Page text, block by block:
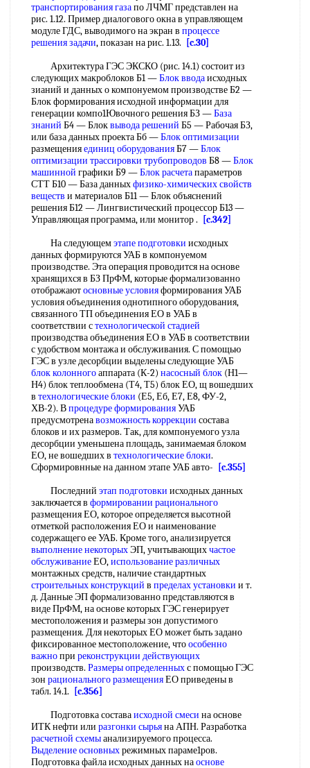
транспортирования газапо ЛЧМГ представлен на
рис. 1.12. Пример диалогового окна в управляющем
модуле ГДС, выводимого на экран в процессе
решения задачи, показан на рис. 1.13.
[c.30]
Архитектура ГЭС ЭКСКО (рис. 14.1) состоит из
следующих макроблоков Б1 —Блок вводаисходных
зианий и данных о компонуемом производстве Б2 —
Блок формирования исходной информации для
генерации компо1Ювочного решения БЗ —База
знаний Б4 — Блоквывода решений Б5 — Рабочая БЗ,
или база данных проекта Бб —Блок оптимизации
размещенияединиц оборудованияБ7 —Блок
оптимизации трассировки трубопроводов Б8 —Блок
машинной графики Б9 —Блок расчетапараметров
СТТ Б10 — База данныхфизико-химических свойств
веществ и материалов Б11 — Блок объяснений
решения Б12 — Лингвистический процессор Б13 —
Управляющая программа, или монитор .
[c.342]
На следующемэтапе подготовки исходных
данных формируются УАБ в компонуемом
производстве. Эта операция проводится на основе
хранящихся в БЗ ПрФМ, которые формализованно
отображаютосновные условияформирования УАБ
условия объединения однотипного оборудования,
связанного ТП объединения ЕО в УАБ в
соответствии стехнологической стадией
производства объединения ЕО в УАБ в соответствии
с удобством монтажа и обслуживания. С помощью
ГЭС в узле десорбции выделены следующие УАБ
блок колонногоаппарата (К-2) насосный блок (Н1—
Н4) блок теплообмена (Т4, Т5) блок ЕО, щ вошедших
в технологические блоки (Е5, Еб, Е7, Е8, ФУ-2,
ХВ-2). Впроцедуре формированияУАБ
предусмотренавозможность коррекции состава
блоков и их размеров. Так, для компонуемого узла
десорбции уменьшена площадь, занимаемая блоком
ЕО, не вошедших в технологические блоки.
Сформировнные на данном этапе УАБ авто-
[c.355]
Последний этап подготовки исходных данных
заключается в формировании рационального
размещения ЕО, которое определяется высотной
отметкой расположения ЕО и наименование
содержащего ее УАБ. Кроме того, анализируется
выполнение некоторыхЭП, учитывающихчастое
обслуживаниеЕО,использование различных
монтажных средств, наличие стандартных
строительных конструкций в пределах установки и т.
д. Данные ЭП формализованно представляются в
виде ПрФМ, на основе которых ГЭС генерирует
местоположения и размеры зон допустимого
размещения. Для некоторых ЕО может быть задано
фиксированное местоположение, чтоособенно
важнопри реконструкции действующих
производств. Размеры определенныхс помощью ГЭС
зон рационального размещенияЕО приведены в
табл. 14.1.
[c.356]
Подготовка составаисходной смеси на основе
ИТК нефти или разгонки сырьяна АПН. Разработка
расчетной схемыанализируемого процесса.
Выделение основныхрежимных параме1ров.
Подготовка файла исходных данных наоснове